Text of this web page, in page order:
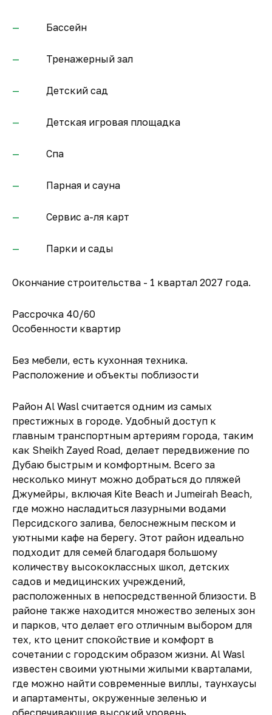
Бассейн
Тренажерный зал
Детский сад
Детская игровая площадка
Спа
Парная и сауна
Сервис а-ля карт
Парки и сады
Окончание строительства - 1 квартал 2027 года.
Рассрочка 40/60
Особенности квартир
Без мебели, есть кухонная техника.
Расположение и объекты поблизости
Район Al Wasl считается одним из самых
престижных в городе. Удобный доступ к
главным транспортным артериям города, таким
как Sheikh Zayed Road, делает передвижение по
Дубаю быстрым и комфортным. Всего за
несколько минут можно добраться до пляжей
Джумейры, включая Kite Beach и Jumeirah Beach,
где можно насладиться лазурными водами
Персидского залива, белоснежным песком и
уютными кафе на берегу. Этот район идеально
подходит для семей благодаря большому
количеству высококлассных школ, детских
садов и медицинских учреждений,
расположенных в непосредственной близости. В
районе также находится множество зеленых зон
и парков, что делает его отличным выбором для
тех, кто ценит спокойствие и комфорт в
сочетании с городским образом жизни. Al Wasl
известен своими уютными жилыми кварталами,
где можно найти современные виллы, таунхаусы
и апартаменты, окруженные зеленью и
обеспечивающие высокий уровень